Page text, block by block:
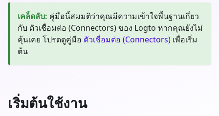
เคล็ดลับ: คู่มือนี้สมมติว่าคุณมีความเข้าใจพื้นฐานเกี่ยว
กับ ตัวเชื่อมต่อ (Connectors) ของ Logto หากคุณยังไม่
คุ้นเคย โปรดดูคู่มือ ตัวเชื่อมต่อ (Connectors) เพื่อเริ่ม
ต้น
เริ่มต้นใช้งาน